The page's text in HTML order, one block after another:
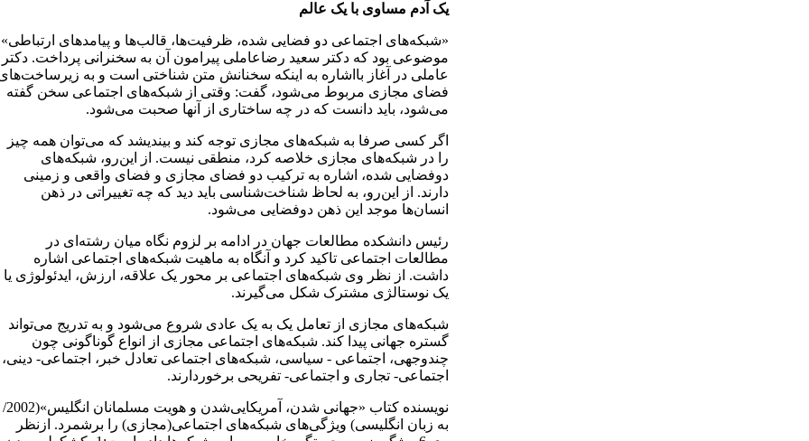
یک آدم مساوی با یک عالم
«شبکه‌های اجتماعی دو فضایی شده، ظرفیت‌ها، قالب‌ها و پیامدهای ارتباطی»
موضوعی بود که دکتر سعید رضاعاملی پیرامون آن به سخنرانی پرداخت. دکتر
عاملی در آغاز بااشاره به اینکه سخنانش متن شناختی است و به
فضای مجازی مربوط می‌شود، گفت: وقتی از شبکه‌های اجتماعی سخن گفته
می‌شود، باید دانست که در چه ساختاری از آنها صحبت می‌شود.
اگر کسی صرفا به شبکه‌های مجازی توجه کند و بیندیشد که می‌توان همه چیز
را در شبکه‌های مجازی خلاصه کرد، منطقی نیست. از این‌رو، شبکه‌های
دوفضایی شده، اشاره به ترکیب دو فضای مجازی و فضای واقعی و زمینی
دارند. از این‌رو، به لحاظ شناخت‌شناسی باید دید که چه تغییراتی در ذهن
انسان‌ها موجد این ذهن دوفضایی می‌شود.
رئیس دانشکده مطالعات جهان در ادامه بر لزوم نگاه میان رشته‌ای در
مطالعات اجتماعی تاکید کرد و آنگاه به ماهیت شبکه‌های اجتماعی اشاره
داشت. از نظر وی شبکه‌های اجتماعی بر محور یک علاقه، ارزش، ایدئولوژی یا
یک نوستالژی مشترک شکل می‌گیرند.
شبکه‌های مجازی از تعامل یک به یک عادی شروع می‌شود و به تدریج می‌تواند
گستره جهانی پیدا کند. شبکه‌های اجتماعی مجازی از انواع گوناگونی چون
چندوجهی، اجتماعی - سیاسی، شبکه‌های اجتماعی تعادل خبر، اجتماعی- دینی،
اجتماعی- تجاری و اجتماعی- تفریحی برخوردارند.
نویسنده کتاب «جهانی شدن، آمریکایی‌شدن و هویت مسلمانان انگلیس»(2002/
به زبان انگلیسی) ویژگی‌های شبکه‌های اجتماعی(مجازی) را برشمرد. ازنظر